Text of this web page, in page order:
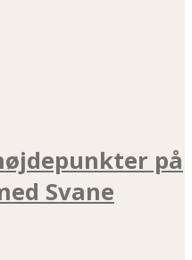
på
Svane